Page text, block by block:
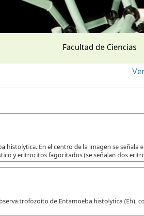
Facultad de Ciencias
histolytica. En el centro de la imagen se señala
y eritrocitos fagocitados (se señalan dos
trofozoíto de Entamoeba histolytica (Eh),